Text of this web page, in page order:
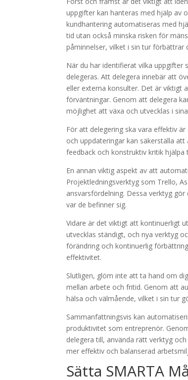
uppgifter kan hanteras med hjälp av
kundhantering automatiseras med
tid utan också minska risken för
påminnelser, vilket i sin tur förbättrar
När du har identifierat vilka uppgifter
delegeras. Att delegera innebär att
eller externa konsulter. Det är
förväntningar. Genom att delegera
möjlighet att växa och utvecklas i
För att delegering ska vara effektiv
och uppdateringar kan säkerställa
feedback och konstruktiv kritik
En annan viktig aspekt av att
Projektledningsverktyg som Trello,
ansvarsfördelning. Dessa verktyg
var de befinner sig.
Vidare är det viktigt att kontinuerligt
utvecklas ständigt, och nya verktyg
förändring och kontinuerlig
effektivitet.
Slutligen, glöm inte att ta hand om
mellan arbete och fritid. Genom att
hälsa och välmående, vilket i sin tur
Sammanfattningsvis kan
produktivitet som entreprenör.
delegera till, använda rätt verktyg
mer effektiv och balanserad
Sätta SMARTA